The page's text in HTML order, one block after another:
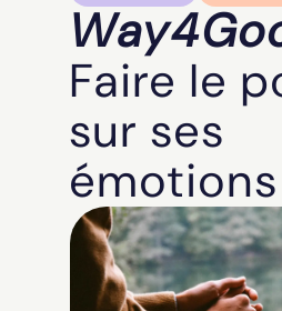
Faire le
sur ses
émotions